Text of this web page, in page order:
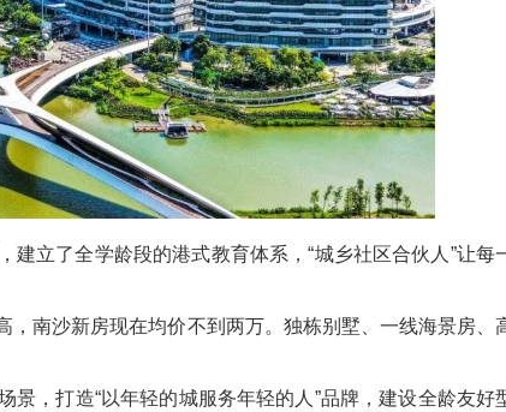
立了全学龄段的港式教育体系，“城乡社区合伙人”让每
南沙新房现在均价不到两万。独栋别墅、一线海景房、
，打造“以年轻的城服务年轻的人”品牌，建设全龄友好